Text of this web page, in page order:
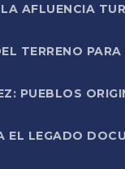
AFLUENCIA
TERRENO
PUEBLOS
EL LEGADO